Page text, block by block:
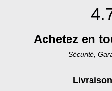
Achetez en
Sécurité,